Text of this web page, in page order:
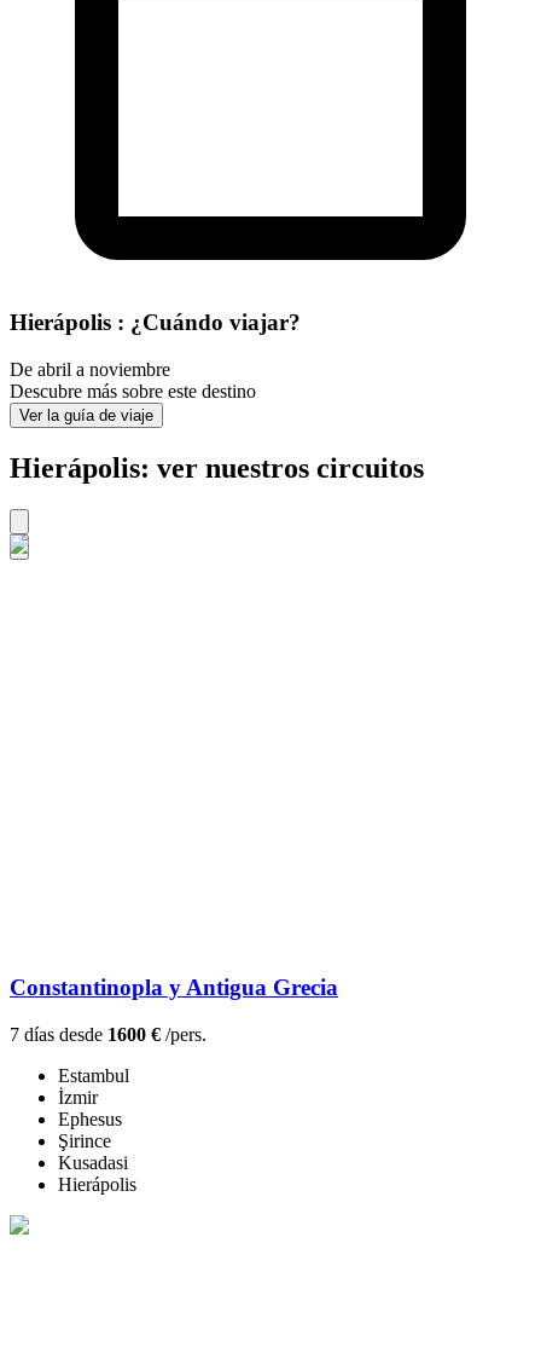
Hierápolis : ¿Cuándo viajar?
De abril a noviembre
Descubre más sobre este destino
Ver la guía de viaje
Hierápolis: ver nuestros circuitos
Constantinopla y Antigua Grecia
7 días desde 1600 € /pers.
Estambul
İzmir
Ephesus
Şirince
Kusadasi
Hierápolis